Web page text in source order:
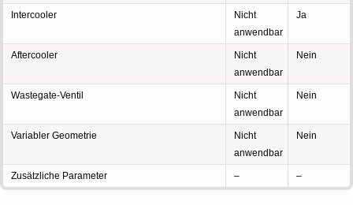
Intercooler
Nicht
anwendbar
Ja
Aftercooler
Nicht
anwendbar
Nein
Wastegate-Ventil
Nicht
anwendbar
Nein
Variabler Geometrie
Nicht
anwendbar
Nein
Zusätzliche Parameter – –